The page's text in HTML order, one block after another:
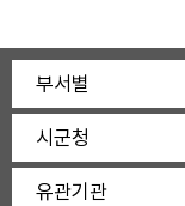
부서별
시군청
유관기관